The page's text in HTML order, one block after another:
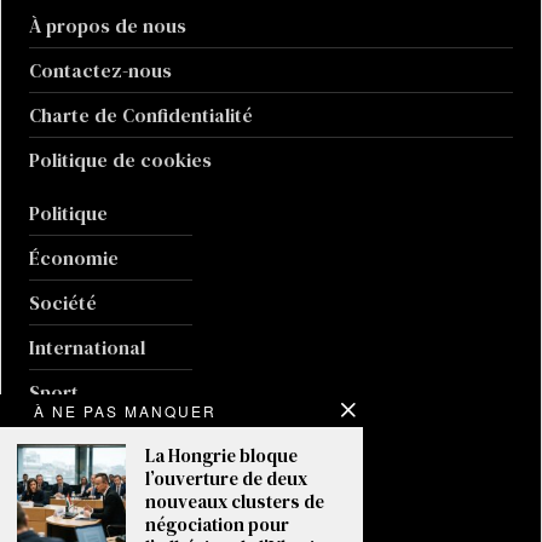
À propos de nous
Contactez-nous
Charte de Confidentialité
Politique de cookies
Politique
Économie
Société
International
Sport
Guerre en Ukraine
Climat
À NE PAS MANQUER
La Hongrie bloque
l’ouverture de deux
nouveaux clusters de
négociation pour